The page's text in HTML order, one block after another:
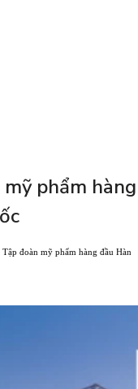
phẩm hàng
đoàn mỹ phẩm hàng đầu Hàn